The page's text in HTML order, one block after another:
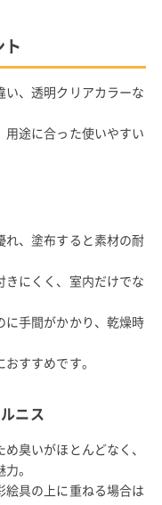
、透明クリアカラーな
途に合った使いやすい
、塗布すると素材の耐
にくく、室内だけでな
手間がかかり、乾燥時
すすめです。
ニス
臭いがほとんどなく、
。
具の上に重ねる場合は